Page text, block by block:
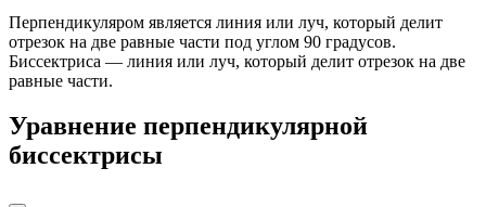
Перпендикуляром является линия или луч, который делит
отрезок на две равные части под углом 90 градусов.
Биссектриса — линия или луч, который делит отрезок на две
равные части.
Уравнение перпендикулярной
биссектрисы